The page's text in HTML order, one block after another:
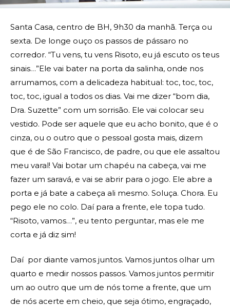
Santa Casa, centro de BH, 9h30 da manhã. Terça ou
sexta. De longe ouço os passos de pássaro no
corredor. “Tu vens, tu vens Risoto, eu já escuto os teus
sinais…”Ele vai bater na porta da salinha, onde nos
arrumamos, com a delicadeza habitual: toc, toc, toc,
toc, toc, igual a todos os dias. Vai me dizer “bom dia,
Dra. Suzette” com um sorrisão. Ele vai colocar seu
vestido. Pode ser aquele que eu acho bonito, que é o
cinza, ou o outro que o pessoal gosta mais, dizem
que é de São Francisco, de padre, ou que ele assaltou
meu varal! Vai botar um chapéu na cabeça, vai me
fazer um saravá, e vai se abrir para o jogo. Ele abre a
porta e já bate a cabeça ali mesmo. Soluça. Chora. Eu
pego ele no colo. Daí para a frente, ele topa tudo.
“Risoto, vamos…”, eu tento perguntar, mas ele me
corta e já diz sim!
Daí por diante vamos juntos. Vamos juntos olhar um
quarto e medir nossos passos. Vamos juntos permitir
um ao outro que um de nós tome a frente, que um
de nós acerte em cheio, que seja ótimo, engraçado,